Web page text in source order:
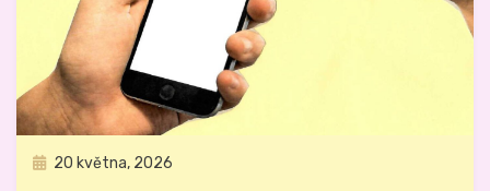
Zveřejněno
20 května, 2026